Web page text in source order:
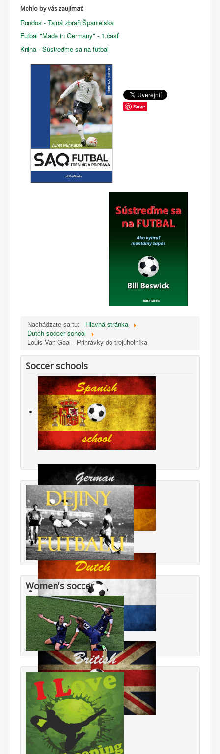
Mohlo by vás zaujímať:
Rondos - Tajná zbraň Španielska
Futbal "Made in Germany" - 1.časť
Kniha - Sústreďme sa na futbal
Save
Nachádzate sa tu:
Hlavná stránka
Dutch soccer school
Louis Van Gaal - Prihrávky do trojuholníka
Soccer schools
Women's soccer